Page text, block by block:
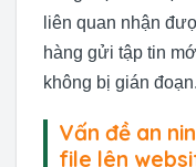
liên quan nhận
hàng gửi tập tin
không bị gián đoạn.
Vấn đề an
file lên